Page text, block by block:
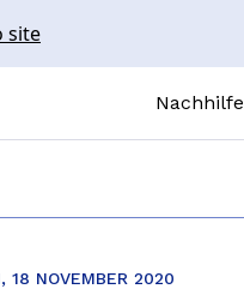
site
18 NOVEMBER 2020